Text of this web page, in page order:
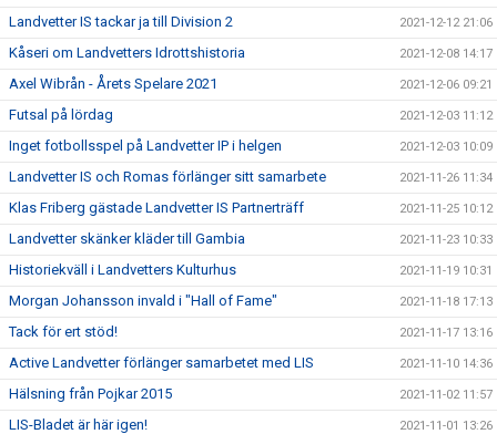
Landvetter IS tackar ja till Division 2 2021-12-12 21:06
Kåseri om Landvetters Idrottshistoria 2021-12-08 14:17
Axel Wibrån - Årets Spelare 2021 2021-12-06 09:21
Futsal på lördag 2021-12-03 11:12
Inget fotbollsspel på Landvetter IP i helgen 2021-12-03 10:09
Landvetter IS och Romas förlänger sitt samarbete 2021-11-26 11:34
Klas Friberg gästade Landvetter IS Partnerträff 2021-11-25 10:12
Landvetter skänker kläder till Gambia 2021-11-23 10:33
Historiekväll i Landvetters Kulturhus 2021-11-19 10:31
Morgan Johansson invald i "Hall of Fame" 2021-11-18 17:13
Tack för ert stöd! 2021-11-17 13:16
Active Landvetter förlänger samarbetet med LIS 2021-11-10 14:36
Hälsning från Pojkar 2015 2021-11-02 11:57
LIS-Bladet är här igen! 2021-11-01 13:26